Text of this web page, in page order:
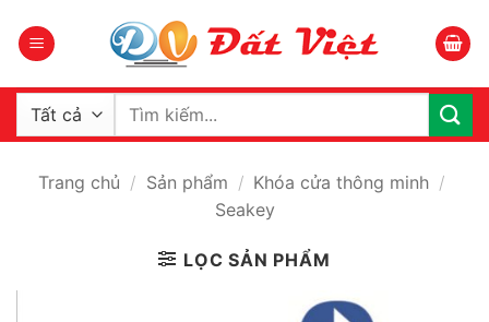
qua
dung
Tìm
Trang chủ / Sản phẩm / Khóa cửa thông minh /
Seakey
LỌC SẢN PHẨM